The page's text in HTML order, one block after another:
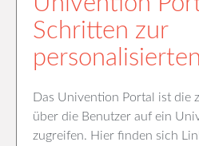
Schritten zur
Das Univention Portal ist die
über die Benutzer auf ein
zugreifen. Hier finden sich